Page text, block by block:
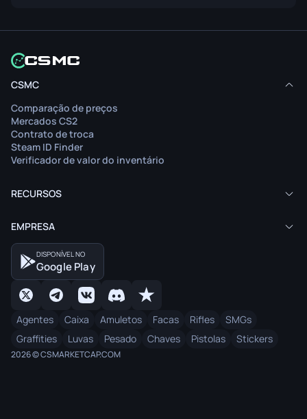
CSMC
Comparação de preços
Mercados CS2
Contrato de troca
Steam ID Finder
Verificador de valor do inventário
RECURSOS
EMPRESA
DISPONÍVEL NO
Google Play
Agentes Caixa Amuletos Facas Rifles
SMGs
Graffities
Luvas Pesado Chaves Pistolas Stickers
2026 © CSMARKETCAP.COM